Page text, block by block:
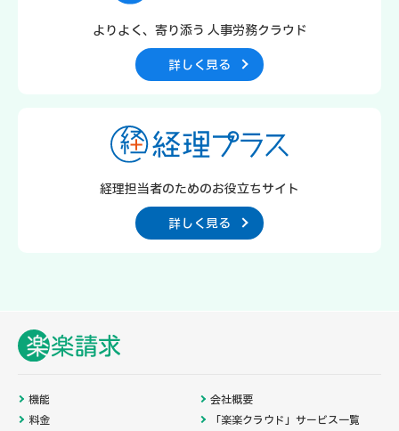
よりよく、寄り添う 人事労務クラウド
詳しく見る
経理担当者のためのお役立ちサイト
詳しく見る
機能
料金
会社概要
「楽楽クラウド」サービス一覧